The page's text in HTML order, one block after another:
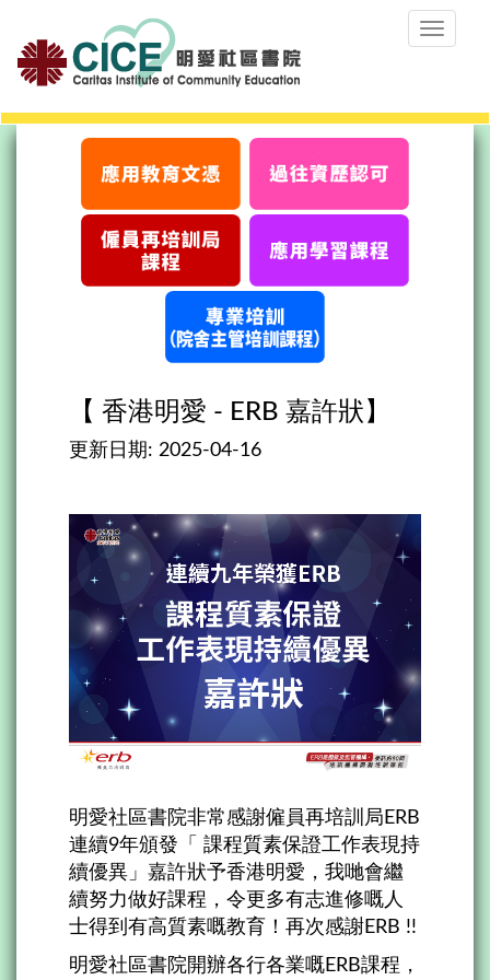
Toggle
【 香港明愛 - ERB 嘉許狀】
更新日期: 2025-04-16
明愛社區書院非常感謝僱員再培訓局ERB
連續9年頒發「 課程質素保證工作表現持
續優異」嘉許狀予香港明愛，我哋會繼
續努力做好課程，令更多有志進修嘅人
士得到有高質素嘅教育！再次感謝ERB !!
明愛社區書院開辦各行各業嘅ERB課程，